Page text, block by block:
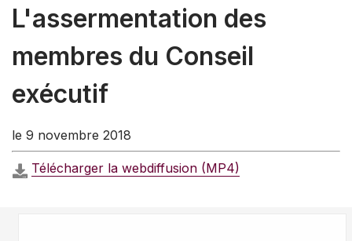
L'assermentation des
membres du Conseil
exécutif
le 9 novembre 2018
Télécharger la webdiffusion (MP4)